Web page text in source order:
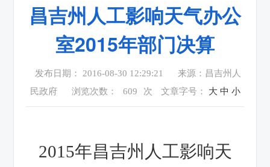
昌吉州人工影响天气办公
室2015年部门决算
发布日期： 2016-08-30 12:29:21
来源：昌吉州人
民政府
浏览次数： 609 次 文章字号： 大 中 小
2015年昌吉州人工影响天